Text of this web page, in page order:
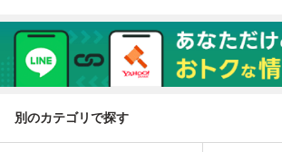
別のカテゴリで探す